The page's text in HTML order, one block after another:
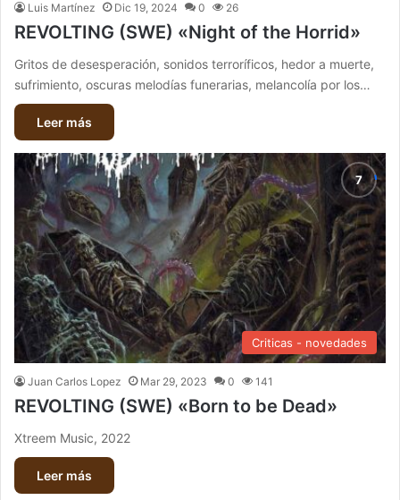
Luis Martínez Dic 19, 2024 0 26
REVOLTING (SWE) «Night of the Horrid»
Gritos de desesperación, sonidos terroríficos, hedor a muerte,
sufrimiento, oscuras melodías funerarias, melancolía por los…
Leer más
Criticas - novedades
Juan Carlos Lopez Mar 29, 2023 0 141
REVOLTING (SWE) «Born to be Dead»
Xtreem Music, 2022
Leer más